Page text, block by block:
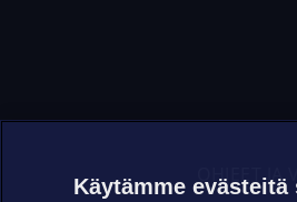
OHJEET JA
Käytämme